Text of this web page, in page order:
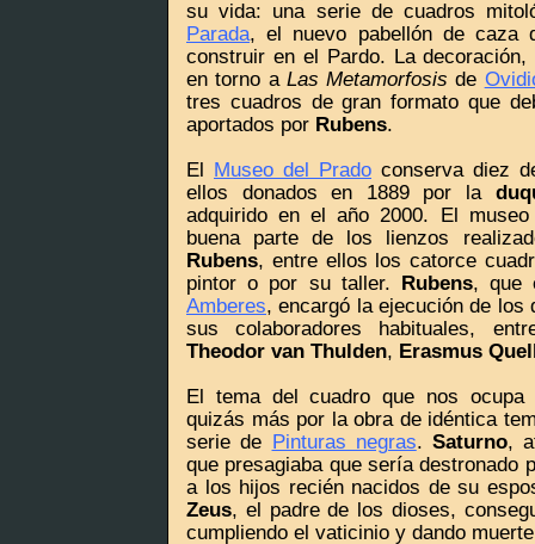
su vida: una serie de cuadros
Parada, el nuevo pabellón de caza
construir en el Pardo. La
en torno a Las Metamorfosis de
tres cuadros de gran formato que
aportados por Rubens.
El Museo del Prado conserva diez
ellos donados en 1889 por la
adquirido en el año 2000. El museo
buena parte de los lienzos
Rubens, entre ellos los catorce
pintor o por su taller. Rubens, que
Amberes, encargó la ejecución de los
sus colaboradores habituales,
Theodor van Thulden, Erasmus
El tema del cuadro que nos ocupa
quizás más por la obra de idéntica
serie de Pinturas negras. Saturno,
que presagiaba que sería destronado
a los hijos recién nacidos de su
Zeus, el padre de los dioses,
cumpliendo el vaticinio y dando